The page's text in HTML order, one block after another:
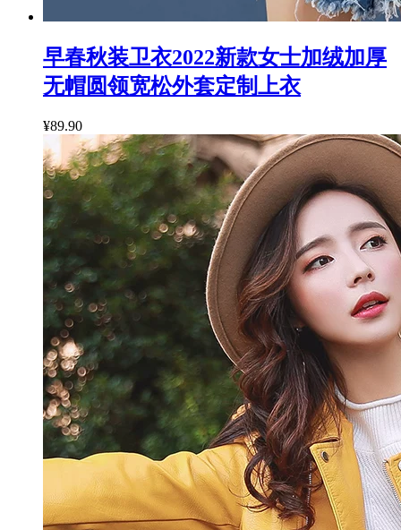
早春秋装卫衣2022新款女士加绒加厚
无帽圆领宽松外套定制上衣
¥89.90